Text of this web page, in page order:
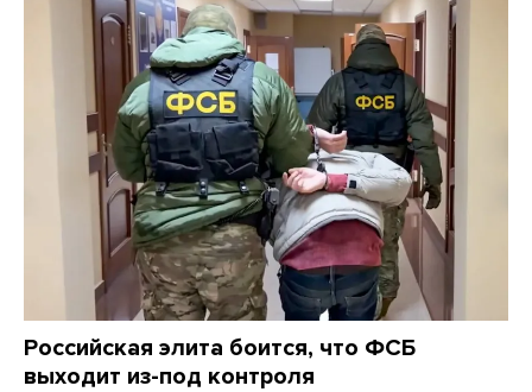
Российская элита боится, что ФСБ
выходит из-под контроля